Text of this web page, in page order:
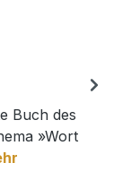
Buch des
»Wort